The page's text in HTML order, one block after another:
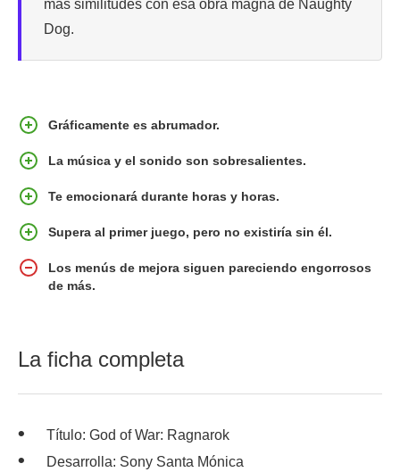
más similitudes con esa obra magna de Naughty
Dog.
Gráficamente es abrumador.
La música y el sonido son sobresalientes.
Te emocionará durante horas y horas.
Supera al primer juego, pero no existiría sin él.
Los menús de mejora siguen pareciendo engorrosos
de más.
La ficha completa
Título: God of War: Ragnarok
Desarrolla: Sony Santa Mónica